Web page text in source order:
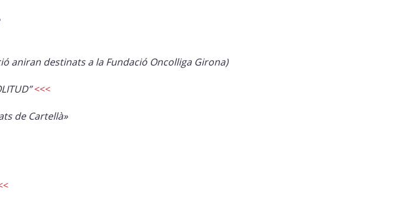
aniran destinats a la Fundació Oncolliga Girona)
<<<
de Cartellà»